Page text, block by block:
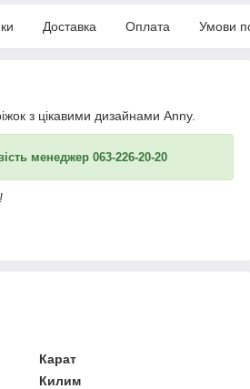
Доставка Оплата Умови
з цікавими дизайнами Anny.
менеджер 063-226-20-20
Карат
Килим